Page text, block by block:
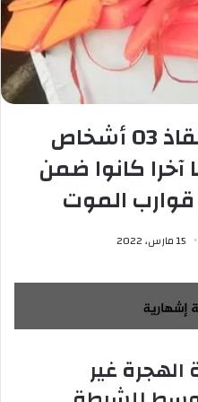
أمن العاصمة: إنقاذ 03 أشخاص
شخصا آخرا كانوا ضمن
الموت
15 مارس، 2022
غير